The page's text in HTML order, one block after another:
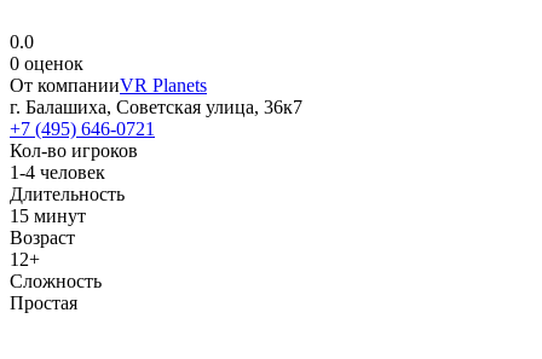
0.0
0 оценок
От компанииVR Planets
г. Балашиха, Советская улица, 36к7
+7 (495) 646-0721
Кол-во игроков
1-4 человек
Длительность
15 минут
Возраст
12+
Сложность
Простая